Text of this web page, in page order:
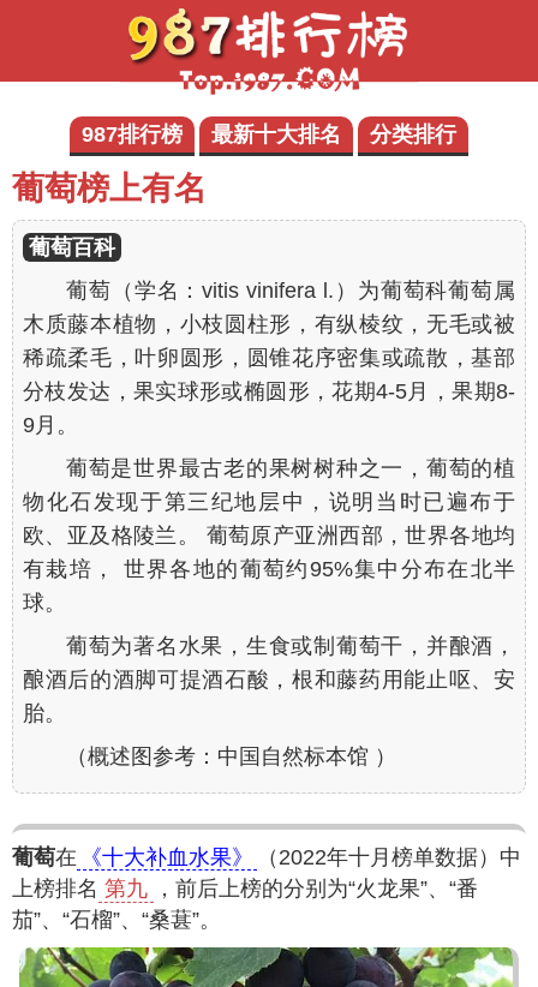
987排行榜 最新十大排名 分类排行
葡萄榜上有名
葡萄百科
葡萄（学名：vitis vinifera l.）为葡萄科葡萄属
木质藤本植物，小枝圆柱形，有纵棱纹，无毛或被
稀疏柔毛，叶卵圆形，圆锥花序密集或疏散，基部
分枝发达，果实球形或椭圆形，花期4-5月，果期8-
9月。
葡萄是世界最古老的果树树种之一，葡萄的植
物化石发现于第三纪地层中，说明当时已遍布于
欧、亚及格陵兰。 葡萄原产亚洲西部，世界各地均
有栽培， 世界各地的葡萄约95%集中分布在北半
球。
葡萄为著名水果，生食或制葡萄干，并酿酒，
酿酒后的酒脚可提酒石酸，根和藤药用能止呕、安
胎。
（概述图参考：中国自然标本馆 ）
葡萄在 《十大补血水果》
（2022年十月榜单数据）中
上榜排名 第九
，前后上榜的分别为“火龙果”、“番
茄”、“石榴”、“桑葚”。